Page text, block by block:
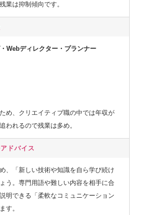
業は抑制傾向です。
Webディレクター・プランナー
め、クリエイティブ職の中では年収が
われるので残業は多め。
ドバイス
、「新しい技術や知識を自ら学び続け
う。専門用語や難しい内容を相手に合
明できる「柔軟なコミュニケーション
す。